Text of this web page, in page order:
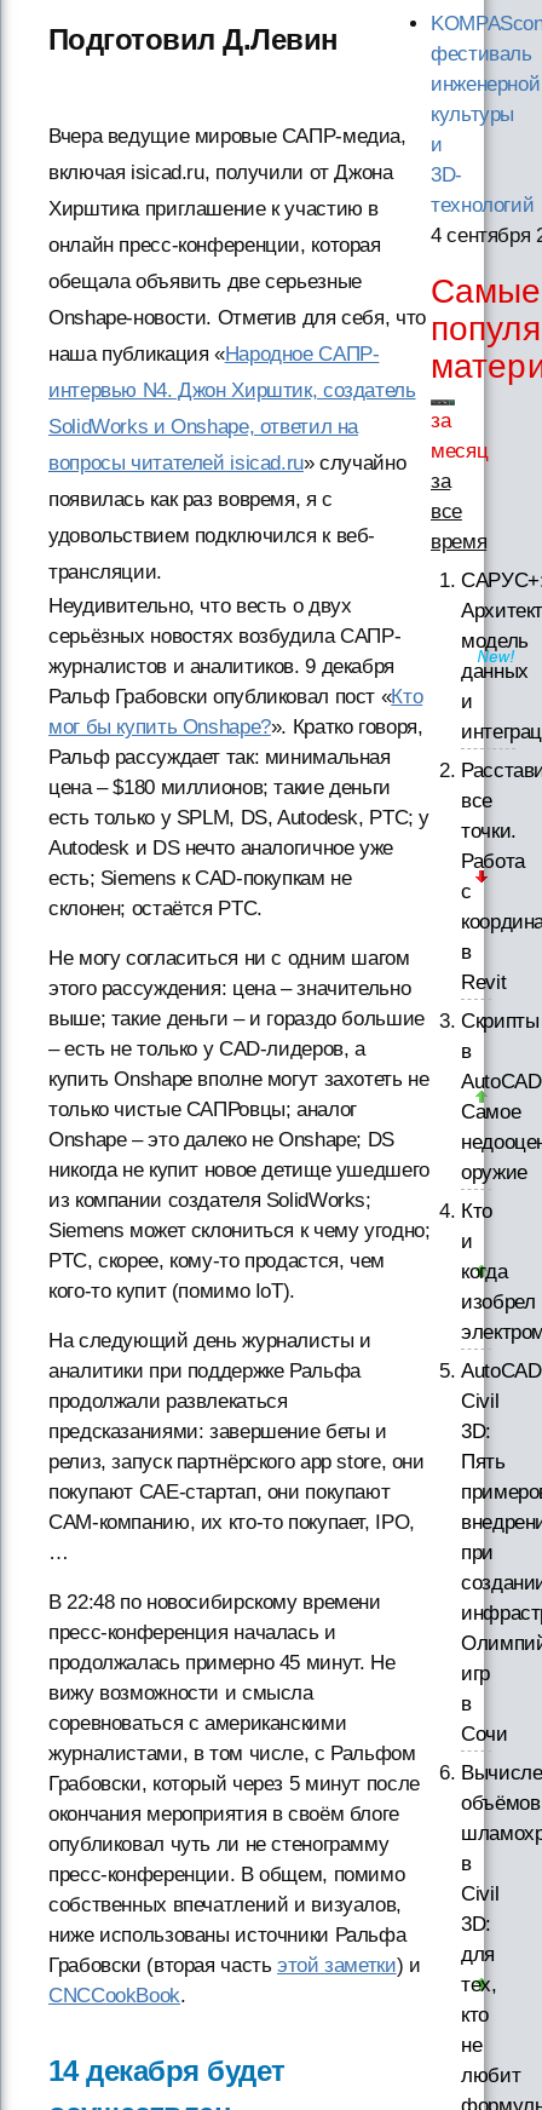
Подготовил Д.Левин
Вчера ведущие мировые САПР-медиа,
включая isicad.ru, получили от Джона
Хирштика приглашение к участию в
онлайн пресс-конференции, которая
обещала объявить две серьезные
Onshape-новости. Отметив для себя, что
наша публикация «Народное САПР-
интервью N4. Джон Хирштик, создатель
SolidWorks и Onshape, ответил на
вопросы читателей isicad.ru» случайно
появилась как раз вовремя, я с
удовольствием подключился к веб-
трансляции.
Неудивительно, что весть о двух
серьёзных новостях возбудила САПР-
журналистов и аналитиков. 9 декабря
Ральф Грабовски опубликовал пост «Кто
мог бы купить Onshape?». Кратко говоря,
Ральф рассуждает так: минимальная
цена – $180 миллионов; такие деньги
есть только у SPLM, DS, Autodesk, PTC; у
Autodesk и DS нечто аналогичное уже
есть; Siemens к CAD-покупкам не
склонен; остаётся PTC.
Не могу согласиться ни с одним шагом
этого рассуждения: цена – значительно
выше; такие деньги – и гораздо большие
– есть не только у CAD-лидеров, а
купить Onshape вполне могут захотеть не
только чистые САПРовцы; аналог
Onshape – это далеко не Onshape; DS
никогда не купит новое детище ушедшего
из компании создателя SolidWorks;
Siemens может склониться к чему угодно;
PTC, скорее, кому-то продастся, чем
кого-то купит (помимо IoT).
На следующий день журналисты и
аналитики при поддержке Ральфа
продолжали развлекаться
предсказаниями: завершение беты и
релиз, запуск партнёрского app store, они
покупают CAE-стартап, они покупают
CAM-компанию, их кто-то покупает, IPO,
…
В 22:48 по новосибирскому времени
пресс-конференция началась и
продолжалась примерно 45 минут. Не
вижу возможности и смысла
соревноваться с американскими
журналистами, в том числе, с Ральфом
Грабовски, который через 5 минут после
окончания мероприятия в своём блоге
опубликовал чуть ли не стенограмму
пресс-конференции. В общем, помимо
собственных впечатлений и визуалов,
ниже использованы источники Ральфа
Грабовски (вторая частьэтой заметки) и
CNCCookBook.
14 декабря будет
фестиваль
инженерной
культуры
и
3D-
технологий
4 сентября
Самые
за
месяц
за
все
время
модель
данных
и
все
точки.
Работа
с
в
Revit
Скрипты
в
Самое
оружие
Кто
и
когда
изобрел
AutoCAD
Civil
3D:
Пять
при
игр
в
Сочи
объёмов
в
Civil
3D:
для
тех,
кто
не
любит